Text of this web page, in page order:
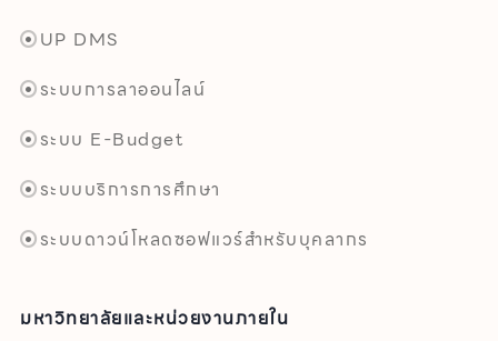
UP DMS
ระบบการลาออนไลน์
ระบบ E-Budget
ระบบบริการการศึกษา
ระบบดาวน์โหลดซอฟแวร์สำหรับบุคลากร
มหาวิทยาลัยและหน่วยงานภายใน